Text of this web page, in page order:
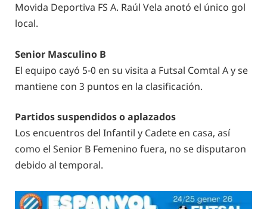
Movida Deportiva FS A. Raúl Vela anotó el único gol
local.
Senior Masculino B
El equipo cayó 5-0 en su visita a Futsal Comtal A y se
mantiene con 3 puntos en la clasificación.
Partidos suspendidos o aplazados
Los encuentros del Infantil y Cadete en casa, así
como el Senior B Femenino fuera, no se disputaron
debido al temporal.